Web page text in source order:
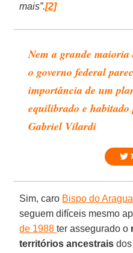
mais”.[2]
Nem a grande maioria
o governo federal
importância de um
equilibrado e habitado
Gabriel Vilardi
Sim, caro Bispo do
seguem difíceis mesmo
de 1988ter assegurado o
territórios ancestrais